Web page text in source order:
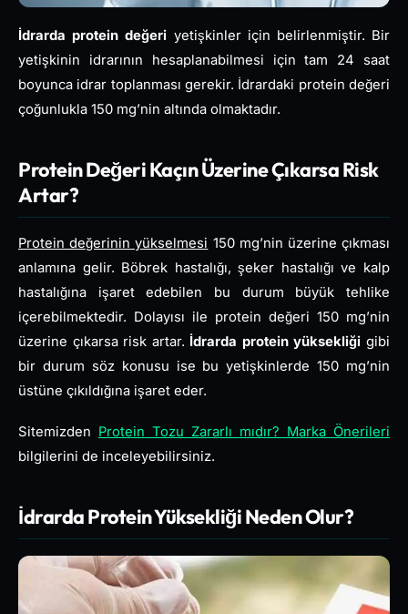
İdrarda protein değeri yetişkinler için belirlenmiştir. Bir
yetişkinin idrarının hesaplanabilmesi için tam 24 saat
boyunca idrar toplanması gerekir. İdrardaki protein değeri
çoğunlukla 150 mg’nin altında olmaktadır.
Protein Değeri Kaçın Üzerine Çıkarsa Risk
Artar?
Protein değerinin yükselmesi 150 mg’nin üzerine çıkması
anlamına gelir. Böbrek hastalığı, şeker hastalığı ve kalp
hastalığına işaret edebilen bu durum büyük tehlike
içerebilmektedir. Dolayısı ile protein değeri 150 mg’nin
üzerine çıkarsa risk artar. İdrarda protein yüksekliğigibi
bir durum söz konusu ise bu yetişkinlerde 150 mg’nin
üstüne çıkıldığına işaret eder.
Sitemizden Protein Tozu Zararlı mıdır? Marka Önerileri
bilgilerini de inceleyebilirsiniz.
İdrarda Protein Yüksekliği Neden Olur?